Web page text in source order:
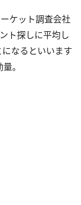
ケット調査会社
ト探しに平均し
なるといいます
。